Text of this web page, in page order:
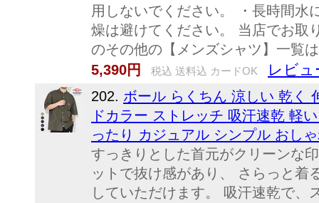
用しないでください。 ・長時間水
燥は避けてください。 当店でお取
のその他の【メンズシャツ】一覧
5,390円
税込 送料込 カードOK レビュ
202. ボール らくちん 涼しい 乾く
ドカラー ストレッチ 吸汗速乾 軽
ったり カジュアル シンプル おし
すっきりとした首元がクリーンな
ットで抜け感があり、 さらっと着
していただけます。 吸汗速乾で、